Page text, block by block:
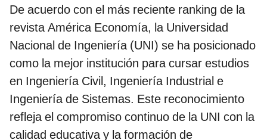
De acuerdo con el más reciente ranking de la
revista América Economía, la Universidad
Nacional de Ingeniería (UNI) se ha posicionado
como la mejor institución para cursar estudios
en Ingeniería Civil, Ingeniería Industrial e
Ingeniería de Sistemas. Este reconocimiento
refleja el compromiso continuo de la UNI con la
calidad educativa y la formación de